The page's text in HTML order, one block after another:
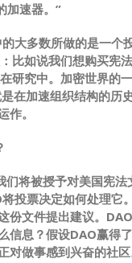
加速器。”
大多数所做的是一个
比如说我们想购买宪
研究中。加密世界的
在加速组织结构的历
。
将被授予对美国宪法
投票决定如何处理它
份文件提出建议。
信息？假设DAO赢得
对做事感到兴奋的社